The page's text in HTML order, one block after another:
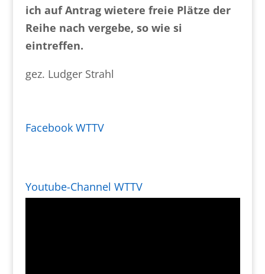
ich auf Antrag wietere freie Plätze der
Reihe nach vergebe, so wie si
eintreffen.
gez. Ludger Strahl
Facebook WTTV
Youtube-Channel WTTV